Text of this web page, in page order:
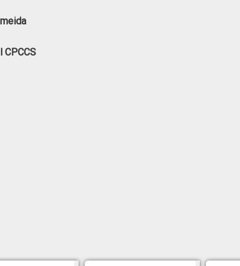
CPCCS